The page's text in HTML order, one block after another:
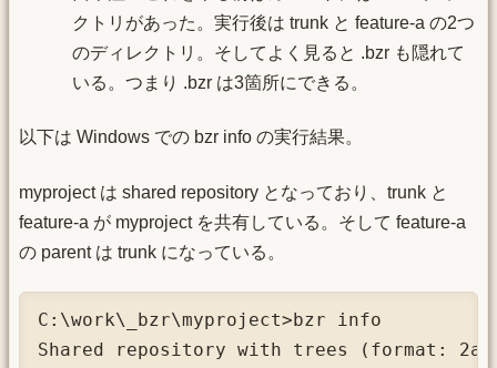
クトリがあった。実行後は trunk と feature-a の2つ
のディレクトリ。そしてよく見ると .bzr も隠れて
いる。つまり .bzr は3箇所にできる。
以下は Windows での bzr info の実行結果。
myproject は shared repository となっており、trunk と
feature-a が myproject を共有している。そして feature-a
の parent は trunk になっている。
C:\work\_bzr\myproject>bzr info
Shared repository with trees (format: 2a)